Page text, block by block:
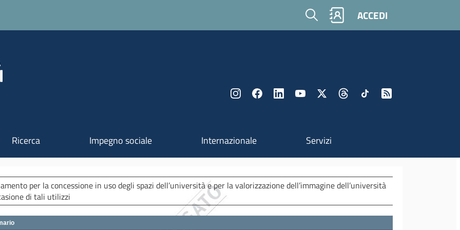
Cerca ACCEDI
Ricerca Impegno sociale Internazionale Servizi
per la concessione in uso degli spazi dell’università e per la valorizzazione dell’immagine dell’università
di tali utilizzi